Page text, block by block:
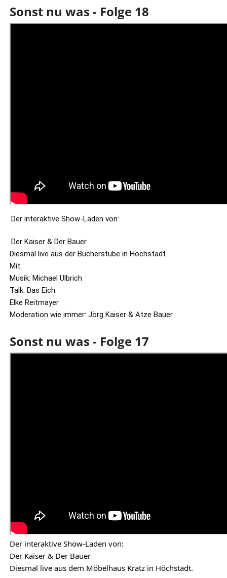
Sonst nu was - Folge 18
Der interaktive Show-Laden von:
Der Kaiser & Der Bauer
Diesmal live aus der Bücherstube in Höchstadt.
Mit:
Musik: Michael Ulbrich
Talk: Das Eich
Elke Reitmayer
Moderation wie immer: Jörg Kaiser & Atze Bauer
Sonst nu was - Folge 17
Der interaktive Show-Laden von:
Der Kaiser & Der Bauer
Diesmal live aus dem Möbelhaus Kratz in Höchstadt.